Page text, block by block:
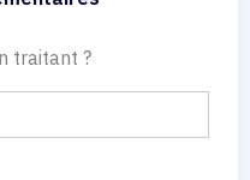
traitant ?